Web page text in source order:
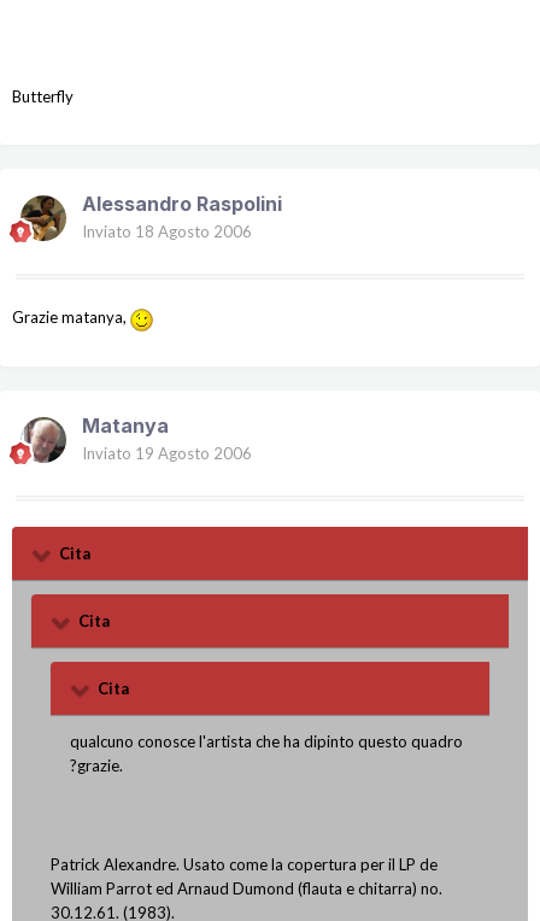
Butterfly
Alessandro Raspolini
Inviato 18 Agosto 2006
Grazie matanya,
Matanya
Inviato 19 Agosto 2006
Cita
Cita
Cita
qualcuno conosce l'artista che ha dipinto questo quadro
?grazie.
Patrick Alexandre. Usato come la copertura per il LP de
William Parrot ed Arnaud Dumond (flauta e chitarra) no.
30.12.61. (1983).